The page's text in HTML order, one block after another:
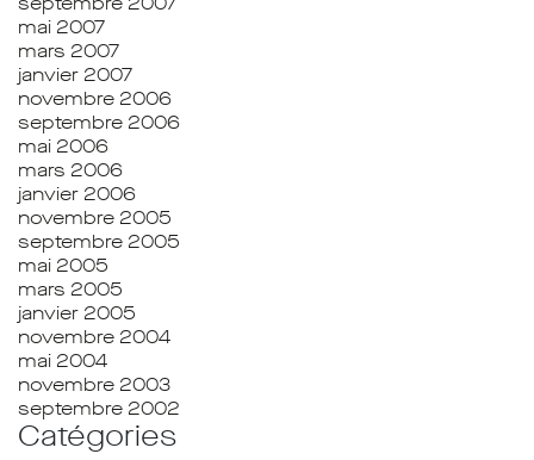
mai 2007
mars 2007
janvier 2007
novembre 2006
septembre 2006
mai 2006
mars 2006
janvier 2006
novembre 2005
septembre 2005
mai 2005
mars 2005
janvier 2005
novembre 2004
mai 2004
novembre 2003
septembre 2002
Catégories